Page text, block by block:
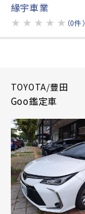
緣宇車業
★ ★ ★ ★ ★ （0件）
TOYOTA/豐田
Goo鑑定車